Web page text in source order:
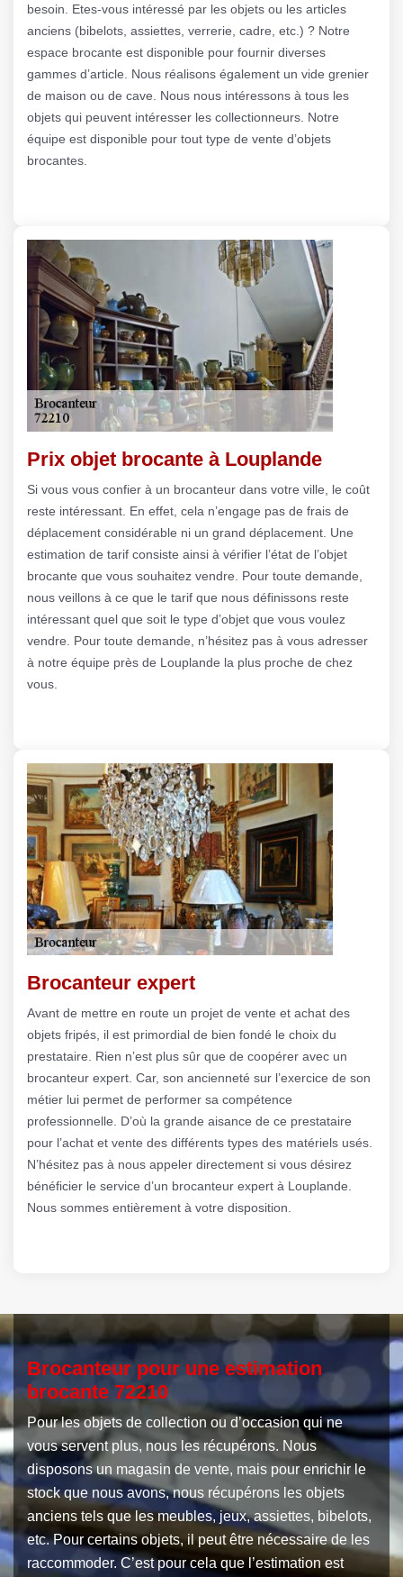
besoin. Etes-vous intéressé par les objets ou les articles
anciens (bibelots, assiettes, verrerie, cadre, etc.) ? Notre
espace brocante est disponible pour fournir diverses
gammes d’article. Nous réalisons également un vide grenier
de maison ou de cave. Nous nous intéressons à tous les
objets qui peuvent intéresser les collectionneurs. Notre
équipe est disponible pour tout type de vente d’objets
brocantes.
Prix objet brocante à Louplande
Si vous vous confier à un brocanteur dans votre ville, le coût
reste intéressant. En effet, cela n’engage pas de frais de
déplacement considérable ni un grand déplacement. Une
estimation de tarif consiste ainsi à vérifier l’état de l’objet
brocante que vous souhaitez vendre. Pour toute demande,
nous veillons à ce que le tarif que nous définissons reste
intéressant quel que soit le type d’objet que vous voulez
vendre. Pour toute demande, n’hésitez pas à vous adresser
à notre équipe près de Louplande la plus proche de chez
vous.
Brocanteur expert
Avant de mettre en route un projet de vente et achat des
objets fripés, il est primordial de bien fondé le choix du
prestataire. Rien n’est plus sûr que de coopérer avec un
brocanteur expert. Car, son ancienneté sur l’exercice de son
métier lui permet de performer sa compétence
professionnelle. D’où la grande aisance de ce prestataire
pour l’achat et vente des différents types des matériels usés.
N’hésitez pas à nous appeler directement si vous désirez
bénéficier le service d’un brocanteur expert à Louplande.
Nous sommes entièrement à votre disposition.
Brocanteur pour une estimation
brocante 72210
Pour les objets de collection ou d’occasion qui ne
vous servent plus, nous les récupérons. Nous
disposons un magasin de vente, mais pour enrichir le
stock que nous avons, nous récupérons les objets
anciens tels que les meubles, jeux, assiettes, bibelots,
etc. Pour certains objets, il peut être nécessaire de les
raccommoder. C’est pour cela que l’estimation est